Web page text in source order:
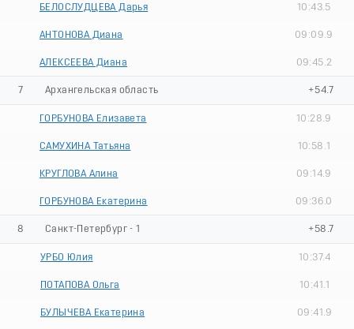
БЕЛОСЛУДЦЕВА Дарья 10:43.5
АНТОНОВА Диана 09:09.9
АЛЕКСЕЕВА Диана 09:45.2
7 Архангельская область +54.7
ГОРБУНОВА Елизавета 10:28.9
САМУХИНА Татьяна 10:58.1
КРУГЛОВА Алина 09:14.9
ГОРБУНОВА Екатерина 09:36.0
8 Санкт-Петербург - 1 +58.7
УРБО Юлия 10:37.4
ПОТАПОВА Ольга 10:41.1
БУЛЫЧЕВА Екатерина 09:41.9